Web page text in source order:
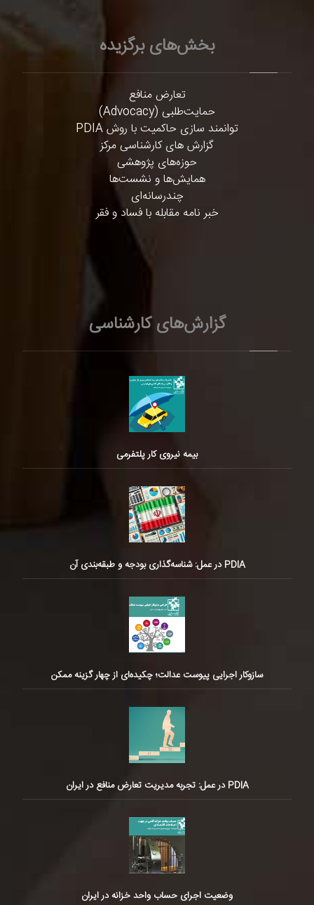
بخش‌های برگزیده
تعارض منافع
حمایت‌طلبی (Advocacy)
توانمند سازی حاکمیت با روش PDIA
گزارش های کارشناسی مرکز
حوزه‌های پژوهشی
همایش‌ها و نشست‌ها
چندرسانه‌ای
خبر نامه مقابله با فساد و فقر
گزارش‌های کارشناسی
بیمه نیروی کار پلتفرمی
PDIA در عمل: شناسه‌گذاری بودجه و طبقه‌بندی آن
سازوکار اجرایی پیوست عدالت؛ چکیده‌ای از چهار گزینه ممکن
PDIA در عمل: تجربه مدیریت تعارض منافع در ایران
وضعیت اجرای حساب واحد خزانه در ایران